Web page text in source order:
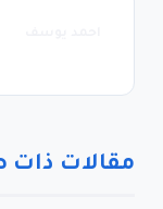
مقالات ذات